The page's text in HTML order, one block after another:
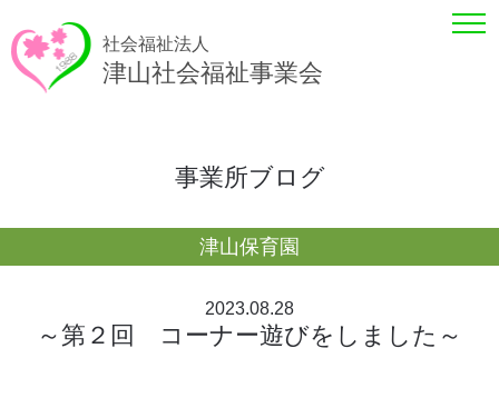
社会福祉法人
津山社会福祉事業会
事業所ブログ
津山保育園
2023.08.28
～第２回 コーナー遊びをしました～